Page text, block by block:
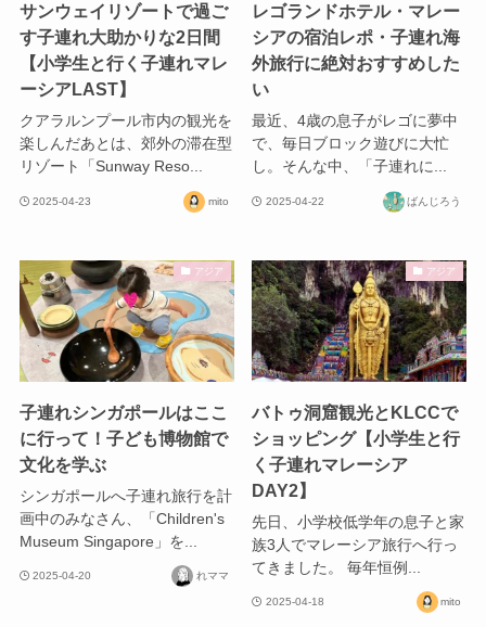
サンウェイリゾートで過ご
す子連れ大助かりな2日間
【小学生と行く子連れマレ
ーシアLAST】
クアラルンプール市内の観光を
楽しんだあとは、郊外の滞在型
リゾート「Sunway Reso...
2025-04-23 mito
レゴランドホテル・マレー
シアの宿泊レポ・子連れ海
外旅行に絶対おすすめした
い
最近、4歳の息子がレゴに夢中
で、毎日ブロック遊びに大忙
し。そんな中、「子連れに...
2025-04-22 ばんじろう
アジア
子連れシンガポールはここ
に行って！子ども博物館で
文化を学ぶ
シンガポールへ子連れ旅行を計
画中のみなさん、「Children's
Museum Singapore」を...
2025-04-20 れママ
アジア
バトゥ洞窟観光とKLCCで
ショッピング【小学生と行
く子連れマレーシア
DAY2】
先日、小学校低学年の息子と家
族3人でマレーシア旅行へ行っ
てきました。 毎年恒例...
2025-04-18 mito